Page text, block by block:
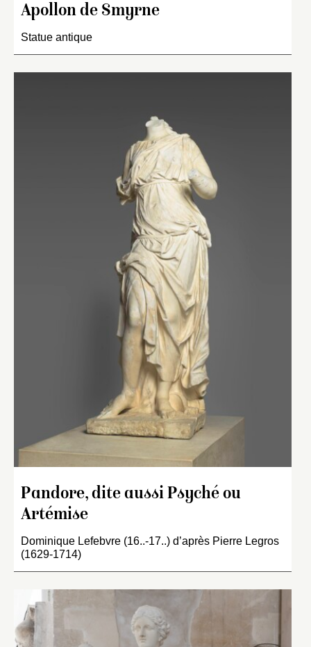
Apollon de Smyrne
Statue antique
Pandore, dite aussi Psyché ou
Artémise
Dominique Lefebvre (16..-17..) d’après Pierre Legros
(1629-1714)